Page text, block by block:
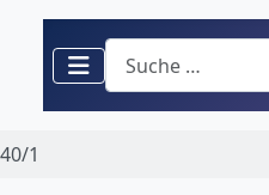
Suchen
1